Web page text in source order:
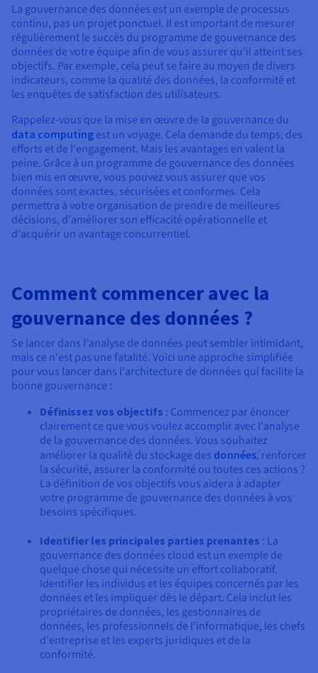
La gouvernance des données est un exemple de processus
continu, pas un projet ponctuel. Il est important de mesurer
régulièrement le succès du programme de gouvernance des
données de votre équipe afin de vous assurer qu'il atteint ses
objectifs. Par exemple, cela peut se faire au moyen de divers
indicateurs, comme la qualité des données, la conformité et
les enquêtes de satisfaction des utilisateurs.
Rappelez-vous que la mise en œuvre de la gouvernance du
data computing est un voyage. Cela demande du temps, des
efforts et de l'engagement. Mais les avantages en valent la
peine. Grâce à un programme de gouvernance des données
bien mis en œuvre, vous pouvez vous assurer que vos
données sont exactes, sécurisées et conformes. Cela
permettra à votre organisation de prendre de meilleures
décisions, d'améliorer son efficacité opérationnelle et
d'acquérir un avantage concurrentiel.
Comment commencer avec la
gouvernance des données ?
Se lancer dans l'analyse de données peut sembler intimidant,
mais ce n'est pas une fatalité. Voici une approche simplifiée
pour vous lancer dans l'architecture de données qui facilite la
bonne gouvernance :
Définissez vos objectifs : Commencez par énoncer
clairement ce que vous voulez accomplir avec l'analyse
de la gouvernance des données. Vous souhaitez
améliorer la qualité du stockage des données, renforcer
la sécurité, assurer la conformité ou toutes ces actions ?
La définition de vos objectifs vous aidera à adapter
votre programme de gouvernance des données à vos
besoins spécifiques.
Identifier les principales parties prenantes : La
gouvernance des données cloud est un exemple de
quelque chose qui nécessite un effort collaboratif.
Identifier les individus et les équipes concernés par les
données et les impliquer dès le départ. Cela inclut les
propriétaires de données, les gestionnaires de
données, les professionnels de l'informatique, les chefs
d'entreprise et les experts juridiques et de la
conformité.